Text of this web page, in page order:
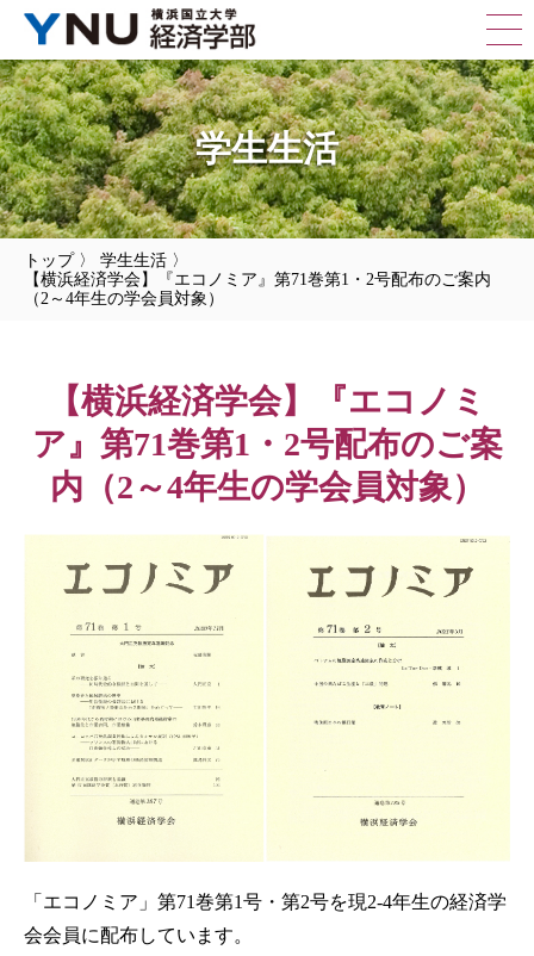
学生生活
トップ〉 学生生活 〉
【横浜経済学会】『エコノミア』第71巻第1・2号配布のご案内
（2～4年生の学会員対象）
【横浜経済学会】『エコノミ
ア』第71巻第1・2号配布のご案
内（2～4年生の学会員対象）
「エコノミア」第71巻第1号・第2号を現2-4年生の経済学
会会員に配布しています。